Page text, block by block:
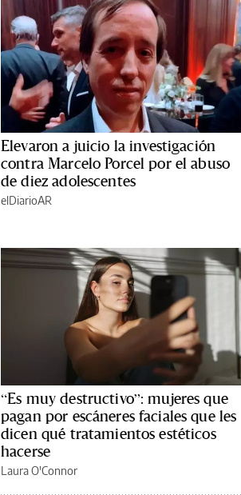
Elevaron a juicio la investigación
contra Marcelo Porcel por el abuso
de diez adolescentes
elDiarioAR
“Es muy destructivo”: mujeres que
pagan por escáneres faciales que les
dicen qué tratamientos estéticos
hacerse
Laura O'Connor